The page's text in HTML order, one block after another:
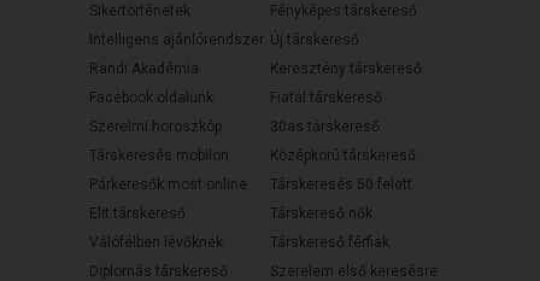
Sikertörténetek
Intelligens ajánlórendszer
Randi Akadémia
Facebook oldalunk
Szerelmi horoszkóp
Társkeresés mobilon
Párkeresők most online
Elit társkereső
Válófélben lévőknek
Diplomás társkereső
Fényképes társkereső
Új társkereső
Keresztény társkereső
Fiatal társkereső
30as társkereső
Középkorú társkereső
Társkeresés 50 felett
Társkereső nők
Társkereső férfiak
Szerelem első keresésre